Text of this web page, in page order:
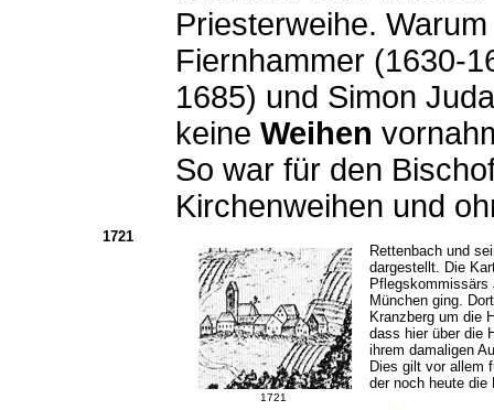
Priesterweihe.
Fiernhammer (1630-
1685) und Simon
keine Weihen
So war für den
Kirchenweihen und
1721
1721
Rettenbach und
dargestellt. Die
Pflegskommissärs
München ging.
Kranzberg um die
dass hier über die
ihrem damaligen
Dies gilt vor allem
der noch heute